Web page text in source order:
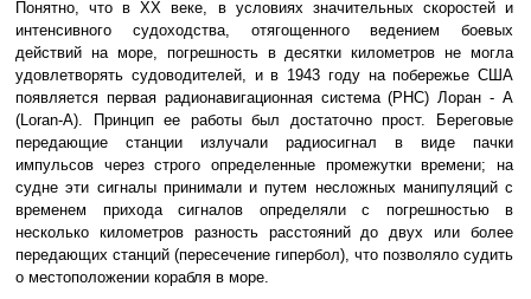
Понятно, что в XX веке, в условиях значительных скоростей и
интенсивного судоходства, отягощенного ведением боевых
действий на море, погрешность в десятки километров не могла
удовлетворять судоводителей, и в 1943 году на побережье США
появляется первая радионавигационная система (РНС) Лоран - А
(Loran-A). Принцип ее работы был достаточно прост. Береговые
передающие станции излучали радиосигнал в виде пачки
импульсов через строго определенные промежутки времени; на
судне эти сигналы принимали и путем несложных манипуляций с
временем прихода сигналов определяли с погрешностью в
несколько километров разность расстояний до двух или более
передающих станций (пересечение гипербол), что позволяло судить
о местоположении корабля в море.